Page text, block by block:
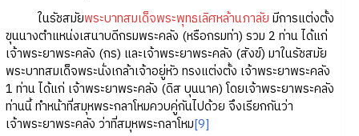
ในรัชสมัยพระบาทสมเด็จพระพุทธเลิศหล้านภาลัย มีการแต่งตั้ง
ขุนนางตำแหน่งเสนาบดีกรมพระคลัง (หรือกรมท่า) รวม 2 ท่าน ได้แก่
เจ้าพระยาพระคลัง (กร) และเจ้าพระยาพระคลัง (สังข์) มาในรัชสมัย
พระบาทสมเด็จพระนั่งเกล้าเจ้าอยู่หัว ทรงแต่งตั้ง เจ้าพระยาพระคลัง
1 ท่าน ได้แก่ เจ้าพระยาพระคลัง (ดิส บุนนาค) โดยเจ้าพระยาพระคลัง
ท่านนี้ ทำหน้าที่สมุหพระกลาโหมควบคู่กันไปด้วย จึงเรียกกันว่า
เจ้าพระยาพระคลัง ว่าที่สมุหพระกลาโหม[9]